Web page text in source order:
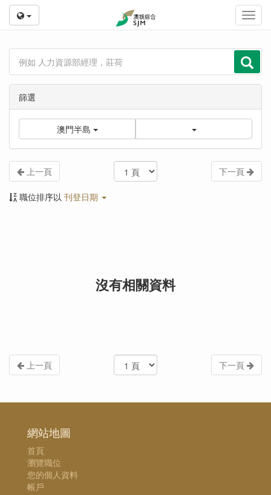
篩選
澳門半島
上一頁 下一頁
職位排序以 刊登日期
沒有相關資料
上一頁 下一頁
網站地圖
首頁
瀏覽職位
您的個人資料
帳戶